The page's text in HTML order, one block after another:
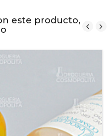
este producto,